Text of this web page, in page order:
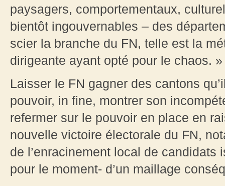
paysagers, comportementaux,
bientôt ingouvernables – des
scier la branche du FN, telle est la
dirigeante ayant opté pour le chaos. »
Laisser le FN gagner des cantons
pouvoir, in fine, montrer son
refermer sur le pouvoir en place en
nouvelle victoire électorale du FN,
de l’enracinement local de candidats
pour le moment- d’un maillage